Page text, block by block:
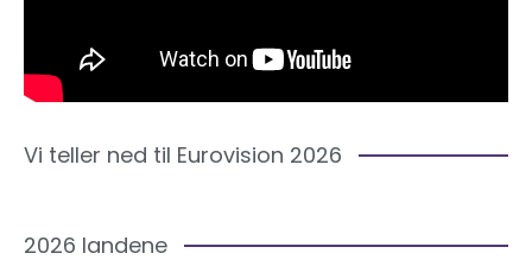
Vi teller ned til Eurovision 2026
2026 landene